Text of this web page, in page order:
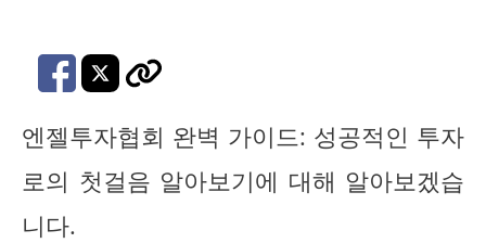
엔젤투자협회 완벽 가이드: 성공적인 투자
로의 첫걸음 알아보기에 대해 알아보겠습
니다.